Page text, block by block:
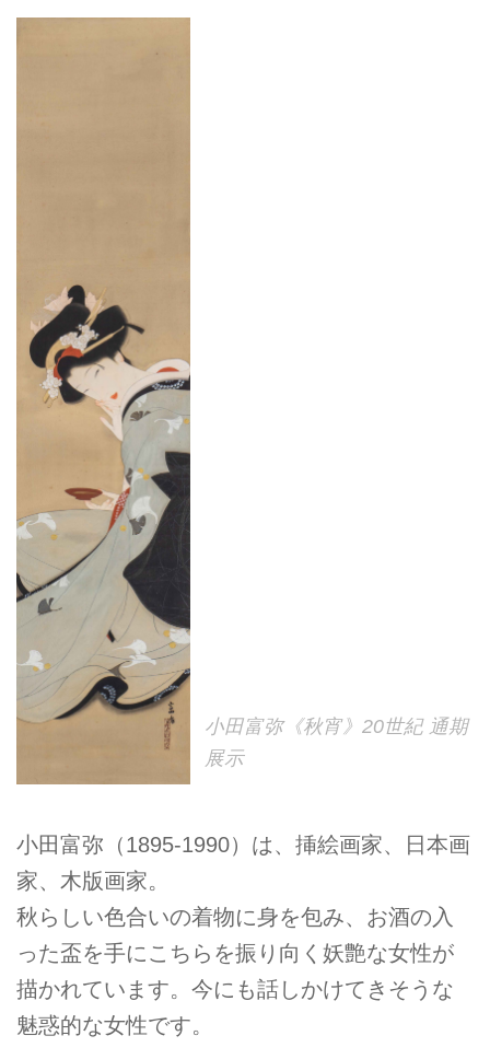
小田富弥《秋宵》20世紀 通期
展示
小田富弥（1895-1990）は、挿絵画家、日本画
家、木版画家。
秋らしい色合いの着物に身を包み、お酒の入
った盃を手にこちらを振り向く妖艶な女性が
描かれています。今にも話しかけてきそうな
魅惑的な女性です。